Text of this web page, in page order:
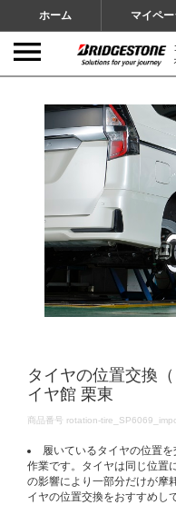
ホーム マイペ
タイヤの位置交換
イヤ館 栗東
DETAILS
商品番号 rotation-
履いているタイヤの位置
作業です。タイヤは同じ位置
の影響により一部分だけが摩
イヤの位置交換をおすすめし